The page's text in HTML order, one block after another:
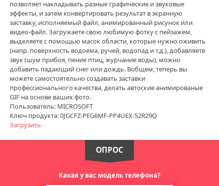
позволяет накладывать разные графические и звуковые
эффекты, и затем конвертировать результат в экранную
заставку, исполняемый файл, анимированный рисунок или
видео-файл. Загружаете свою любимую фотку с пейзажем,
выделяете с помощью масок области, которые нужно оживить
(напр. поверхность водоема, ручей, водопад и т.д.), добавляете
звук (шум прибоя, пение птиц, журчание воды), можно
добавить падающий снег или дождь. Вобщем, теперь вы
можете самостоятельно создавать заставки
профессионального качества, делать автоские анимированые
GIF на основе ваших фото.
Пользователь: MICROSOFT
Ключ продукта: 0JGCFZ-PEG6MF-PP4UEX-52R29Q
Загрузить
ОПРОС
Какая у вас модель телефона?